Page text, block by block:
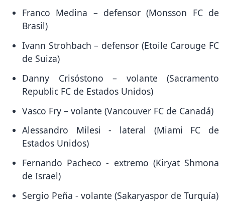
Franco Medina – defensor (Monsson FC de
Brasil)
Ivann Strohbach – defensor (Etoile Carouge FC
de Suiza)
Danny Crisóstono – volante (Sacramento
Republic FC de Estados Unidos)
Vasco Fry – volante (Vancouver FC de Canadá)
Alessandro Milesi - lateral (Miami FC de
Estados Unidos)
Fernando Pacheco - extremo (Kiryat Shmona
de Israel)
Sergio Peña - volante (Sakaryaspor de Turquía)